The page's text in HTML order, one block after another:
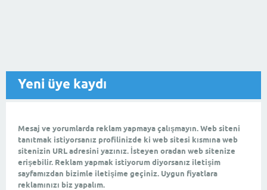
Yeni üye kaydı
Mesaj ve yorumlarda reklam yapmaya çalışmayın. Web siteni
tanıtmak istiyorsanız profilinizde ki web sitesi kısmına web
sitenizin URL adresini yazınız. İsteyen oradan web sitenize
erişebilir. Reklam yapmak istiyorum diyorsanız iletişim
sayfamızdan bizimle iletişime geçiniz. Uygun fiyatlara
reklamınızı biz yapalım.